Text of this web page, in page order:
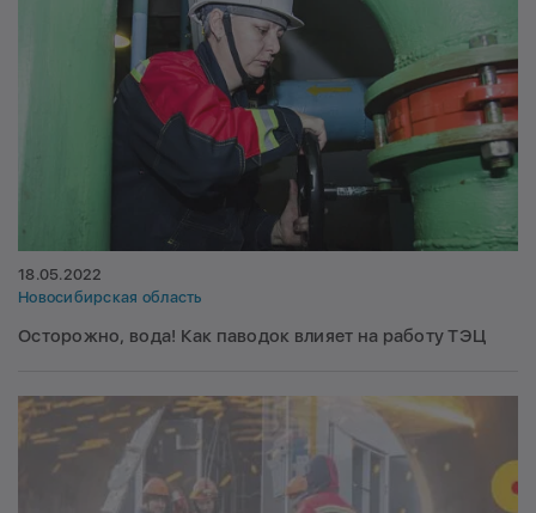
18.05.2022
Новосибирская область
Осторожно, вода! Как паводок влияет на работу ТЭЦ